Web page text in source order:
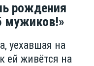
рождения
мужиков!»
уехавшая на
ей живётся на